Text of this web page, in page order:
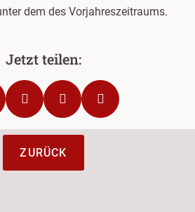
dem des Vorjahreszeitraums.
ZURÜCK